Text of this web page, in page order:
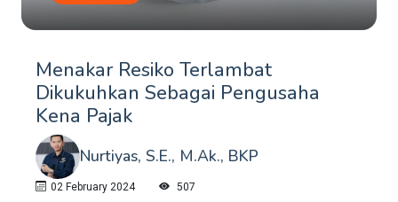
Menakar Resiko Terlambat
Dikukuhkan Sebagai Pengusaha
Kena Pajak
Nurtiyas, S.E., M.Ak., BKP
02 February 2024 507